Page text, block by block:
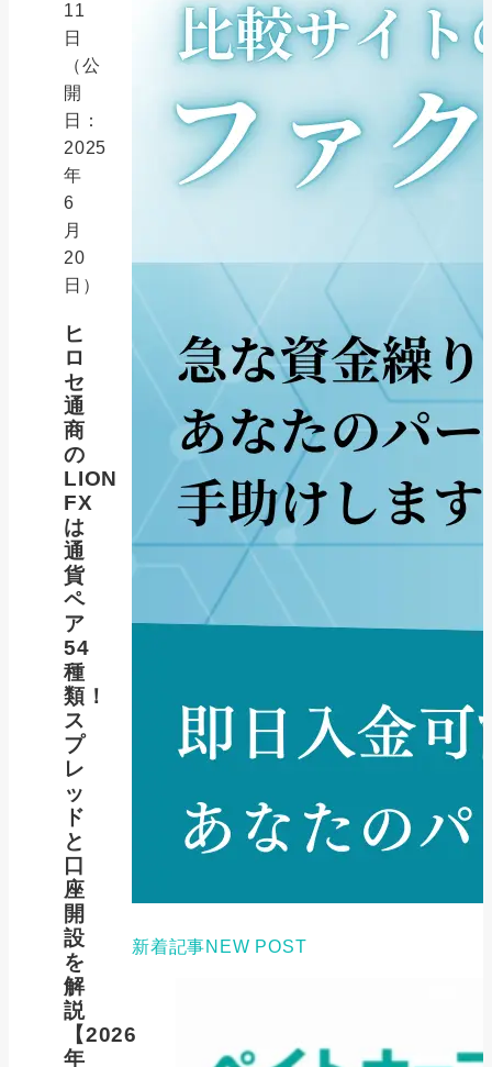
11
日
（公
開
日：
2025
年
6
月
20
日）
ヒ
ロ
セ
通
商
の
LION
FX
は
通
貨
ペ
ア
54
種
類！
ス
プ
レ
ッ
ド
と
口
座
開
設
を
解
説
【2026
年
新着記事NEW POST